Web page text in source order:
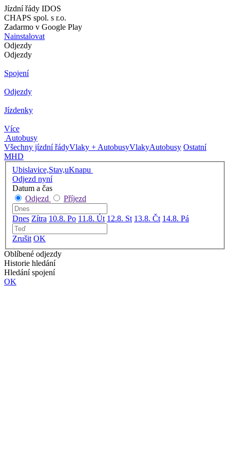
Jízdní řády IDOS
CHAPS spol. s r.o.
Zadarmo v Google Play
Nainstalovat
Odjezdy
Odjezdy
Spojení
Odjezdy
Jízdenky
Více
Autobusy
Všechny jízdní řádyVlaky + AutobusyVlakyAutobusy Ostatní
MHD
Ubislavice,Stav,uKnapu
Odjezd nyní
Datum a čas
Odjezd
Příjezd
Dnes Zítra 10.8. Po 11.8. Út 12.8. St 13.8. Čt 14.8. Pá
Zrušit OK
Oblíbené odjezdy
Historie hledání
Hledání spojení
OK